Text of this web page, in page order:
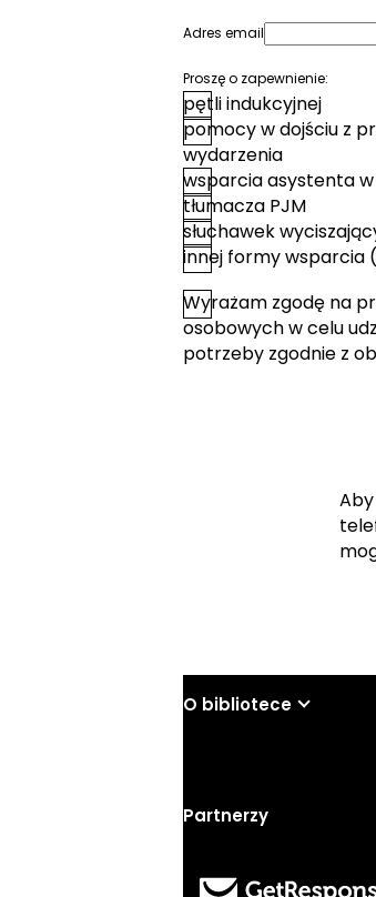
Adres email
Proszę o zapewnienie:
pętli indukcyjnej
pomocy w dojściu z
wydarzenia
wsparcia asystenta
tłumacza PJM
słuchawek
innej formy wsparcia
Zgoda*
Wyrażam zgodę na
osobowych w celu
potrzeby zgodnie z
O bibliotece
Partnerzy